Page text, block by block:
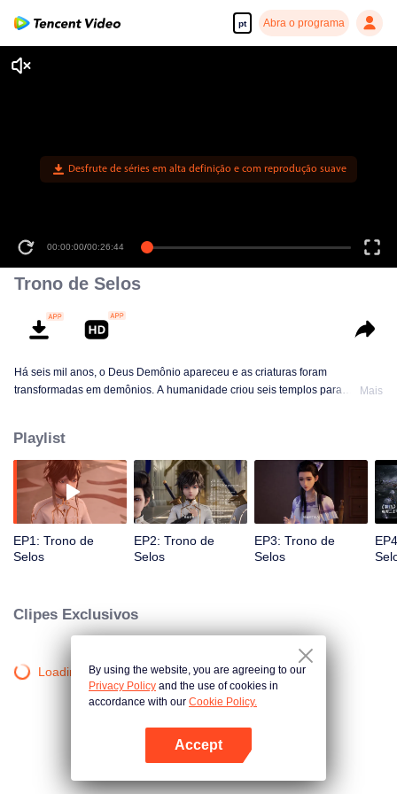
pt Abra o programa
Abra o programa
Desfrute de séries em alta definição e com reprodução suave
00:00:00/00:26:44
Trono de Selos
Há seis mil anos, o Deus Demônio apareceu e as criaturas foram
transformadas em demônios. A humanidade criou seis templos para
reconhecimento de outros e luta com os Seis Templos contra os demônios
pelo bem dos seres humanos. Ele se sacrifica para proteger o povo. Poderia
Long conquistar o Trono do Selo e receber a mais alta honra no Templo dos
Cavaleiros?
Mais
Playlist
EP1: Trono de
Selos
EP2: Trono de
Selos
EP3: Trono de
Selos
Clipes Exclusivos
Loading…By using the website, you are agreeing to our
Privacy Policy and the use of cookies in
accordance with our Cookie Policy.
Accept